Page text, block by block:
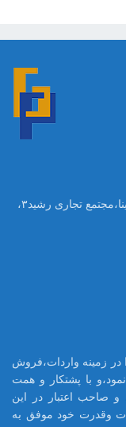
تهران ،خیابان امام خمینی،روبروی بیمارستان سینا،مجتمع تجاری رشید۳،
فعالیت خود را در زمینه واردات،فروش
با پشتکار و همت
صاحب اعتبار در این
از تجربیات وقدرت خود موفق به